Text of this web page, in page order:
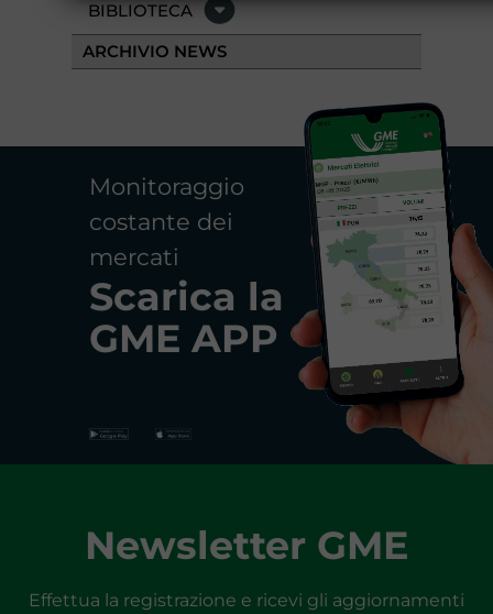
BIBLIOTECA
ARCHIVIO NEWS
Monitoraggio
costante dei
mercati
Scarica la
GME APP
Newsletter GME
Effettua la registrazione e ricevi gli aggiornamenti